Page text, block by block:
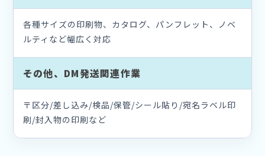
各種サイズの印刷物、カタログ、パンフレット、ノベ
ルティなど幅広く対応
その他、DM発送関連作業
〒区分/差し込み/検品/保管/シール貼り/宛名ラベル印
刷/封入物の印刷など